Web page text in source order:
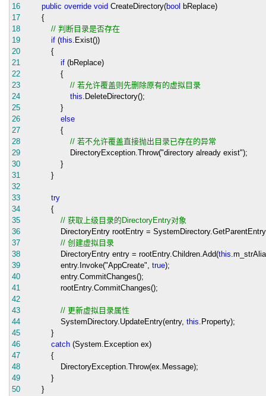
16 public override void CreateDirectory(bool bReplace)
17
{
18
// 判断目录是否存在
19
if (this.Exist())
20
{
21
if (bReplace)
22
{
23
// 若允许覆盖则先删除原有的虚拟目录
24
this.DeleteDirectory();
25
}
26
else
27
{
28
// 若不允许覆盖直接抛出目录已存在的异常
29
DirectoryException.Throw("directory already exist");
30
}
31
}
32
33
try
34
{
35
// 获取上级目录的DirectoryEntry对象
36
DirectoryEntry rootEntry =
37
// 创建虚拟目录
38
DirectoryEntry entry = rootEntry.Children.Add(this
39
entry.Invoke("AppCreate", true);
40
entry.CommitChanges();
41
rootEntry.CommitChanges();
42
43
// 更新虚拟目录属性
44
SystemDirectory.UpdateEntry(entry, this.Property);
45
}
46
catch (System.Exception ex)
47
{
48
DirectoryException.Throw(ex.Message);
49
}
50
}